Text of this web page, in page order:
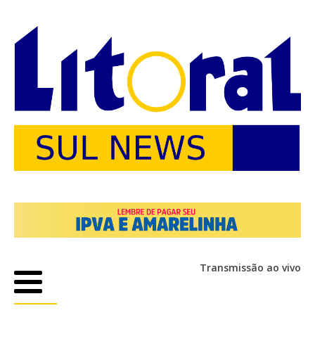
Transmissão ao vivo